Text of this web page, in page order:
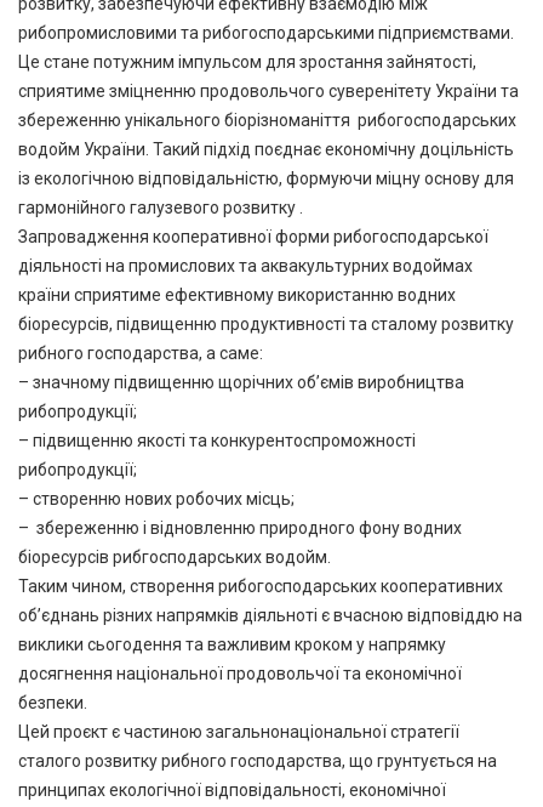
рибопромисловими та рибогосподарськими підприємствами.
Це стане потужним імпульсом для зростання зайнятості,
сприятиме зміцненню продовольчого суверенітету України та
збереженню унікального біорізноманіття рибогосподарських
водойм України. Такий підхід поєднає економічну доцільність
із екологічною відповідальністю, формуючи міцну основу для
гармонійного галузевого розвитку .
Запровадження кооперативної форми рибогосподарської
діяльності на промислових та аквакультурних водоймах
країни сприятиме ефективному використанню водних
біоресурсів, підвищенню продуктивності та сталому розвитку
рибного господарства, а саме:
– значному підвищенню щорічних об’ємів виробництва
рибопродукції;
– підвищенню якості та конкурентоспроможності
рибопродукції;
– створенню нових робочих місць;
– збереженню і відновленню природного фону водних
біоресурсів рибгосподарських водойм.
Таким чином, створення рибогосподарських кооперативних
об’єднань різних напрямків діяльноті є вчасною відповіддю на
виклики сьогодення та важливим кроком у напрямку
досягнення національної продовольчої та економічної
безпеки.
Цей проєкт є частиною загальнонаціональної стратегії
сталого розвитку рибного господарства, що грунтується на
принципах екологічної відповідальності, економічної